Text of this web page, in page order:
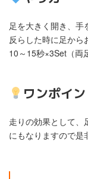
足を大きく開き、手
反らした時に足から
10～15秒×3Set（両
ワンポイ
走りの効果として、
にもなりますので是